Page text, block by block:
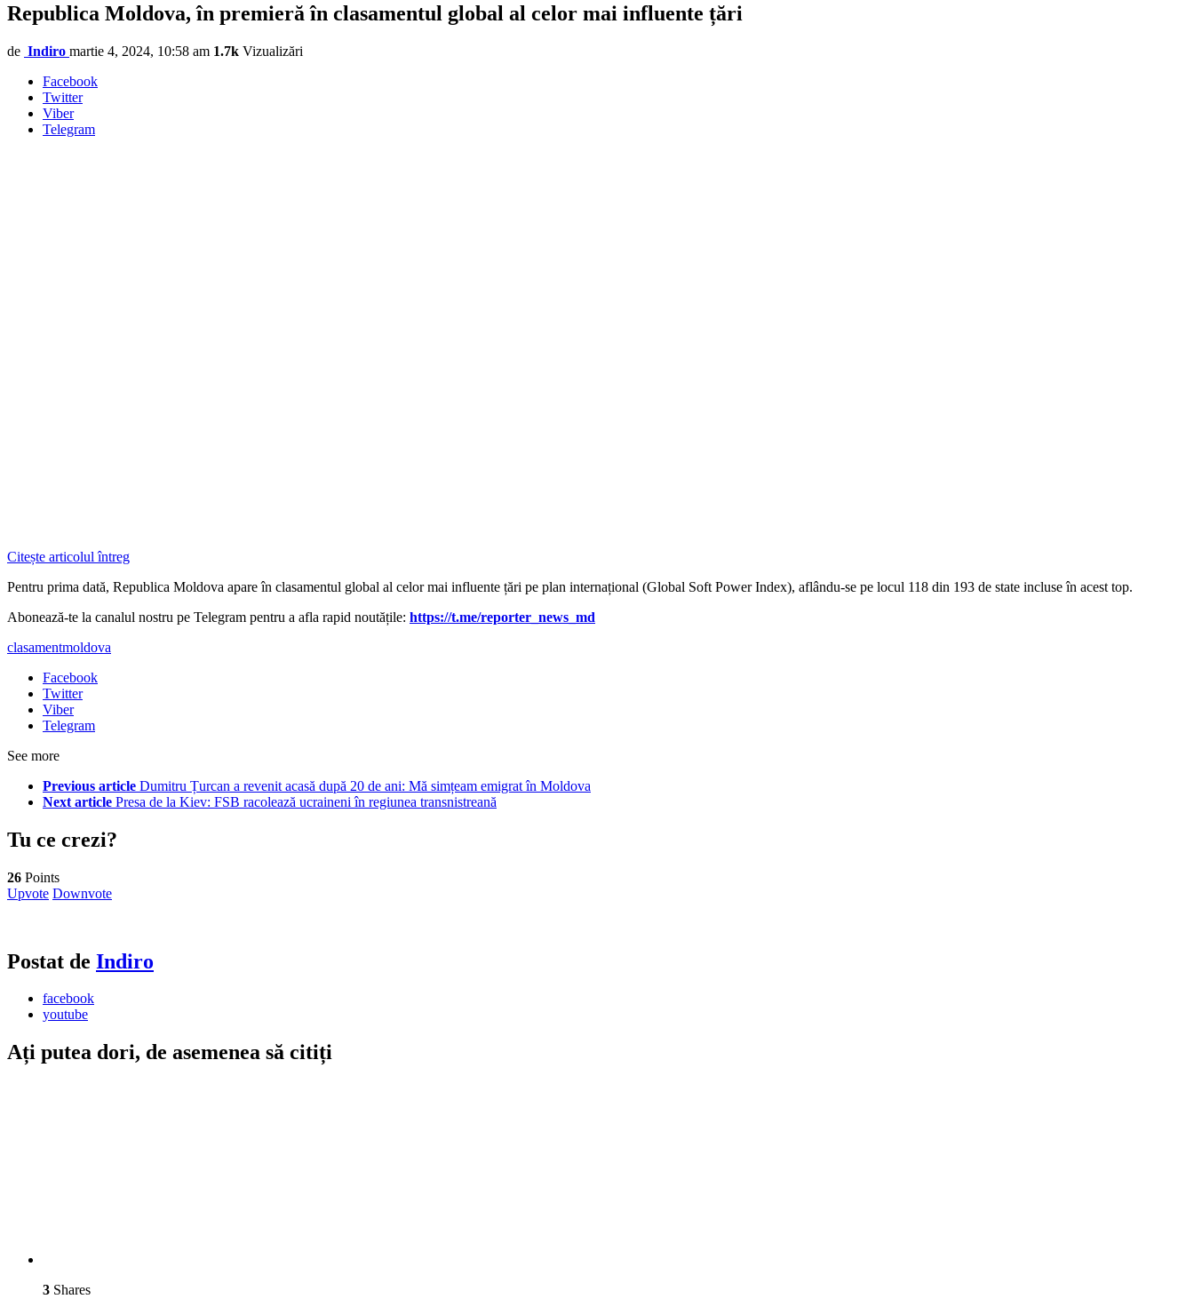
Republica Moldova, în premieră în clasamentul global al celor mai influente țări
de Indiro martie 4, 2024, 10:58 am 1.7k Vizualizări
Facebook
Twitter
Viber
Telegram
Citește articolul întreg
Pentru prima dată, Republica Moldova apare în clasamentul global al celor mai influente țări pe plan internațional (Global Soft Power Index), aflându-se pe locul 118 din 193 de state incluse în acest top.
Abonează-te la canalul nostru pe Telegram pentru a afla rapid noutățile: https://t.me/reporter_news_md
clasamentmoldova
Facebook
Twitter
Viber
Telegram
See more
Previous article Dumitru Țurcan a revenit acasă după 20 de ani: Mă simțeam emigrat în Moldova
Next article Presa de la Kiev: FSB racolează ucraineni în regiunea transnistreană
Tu ce crezi?
26 Points
Upvote Downvote
Postat de Indiro
facebook
youtube
Ați putea dori, de asemenea să citiți
3 Shares